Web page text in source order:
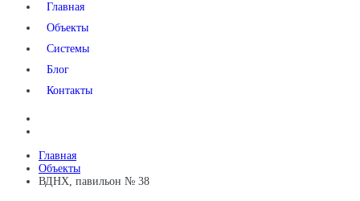
Главная
Объекты
Системы
Блог
Контакты
Главная
Объекты
ВДНХ, павильон № 38